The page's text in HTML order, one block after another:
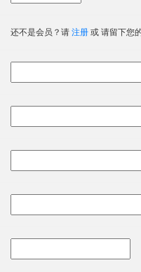
还不是会员？请 注册 或 请留下您